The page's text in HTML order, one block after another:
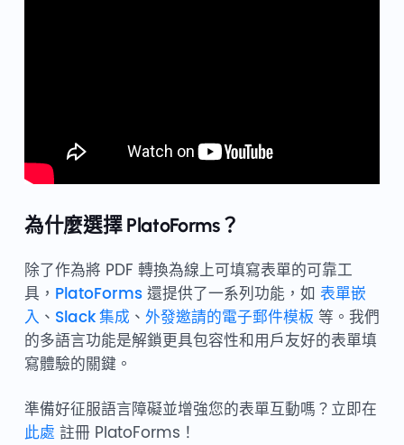
為什麼選擇 PlatoForms？
除了作為將 PDF 轉換為線上可填寫表單的可靠工
具， PlatoForms還提供了一系列功能，如 表單嵌
入 、 Slack 集成 、 外發邀請的電子郵件模板 等。我們
的多語言功能是解鎖更具包容性和用戶友好的表單填
寫體驗的關鍵。
準備好征服語言障礙並增強您的表單互動嗎？立即在
此處 註冊 PlatoForms！